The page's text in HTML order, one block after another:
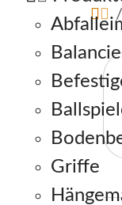
Griffe